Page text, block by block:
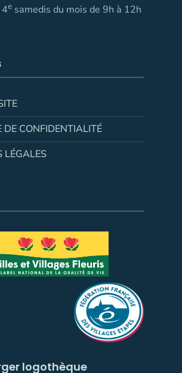
e samedis du mois de 9h à 12h
DE CONFIDENTIALITÉ
LÉGALES
logothèque